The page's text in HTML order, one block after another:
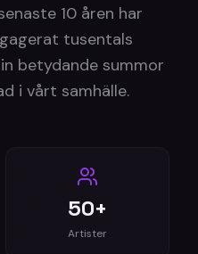
10 åren har
tusentals
betydande summor
i vårt samhälle.
50+
Artister